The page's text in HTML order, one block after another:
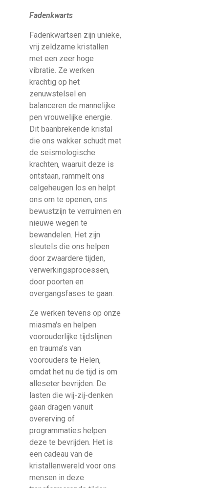
Fadenkwarts
Fadenkwartsen zijn unieke,
vrij zeldzame kristallen
met een zeer hoge
vibratie. Ze werken
krachtig op het
zenuwstelsel en
balanceren de mannelijke
pen vrouwelijke energie.
Dit baanbrekende kristal
die ons wakker schudt met
de seismologische
krachten, waaruit deze is
ontstaan, rammelt ons
celgeheugen los en helpt
ons om te openen, ons
bewustzijn te verruimen en
nieuwe wegen te
bewandelen. Het zijn
sleutels die ons helpen
door zwaardere tijden,
verwerkingsprocessen,
door poorten en
overgangsfases te gaan.
Ze werken tevens op onze
miasma's en helpen
voorouderlijke tijdslijnen
en trauma's van
voorouders te Helen,
omdat het nu de tijd is om
alleseter bevrijden. De
lasten die wij-zij-denken
gaan dragen vanuit
overerving of
programmaties helpen
deze te bevrijden. Het is
een cadeau van de
kristallenwereld voor ons
mensen in deze